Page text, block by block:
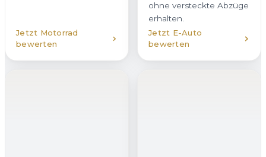
Jetzt Motorrad
bewerten
ohne versteckte Abzüge
erhalten.
Jetzt E-Auto
bewerten